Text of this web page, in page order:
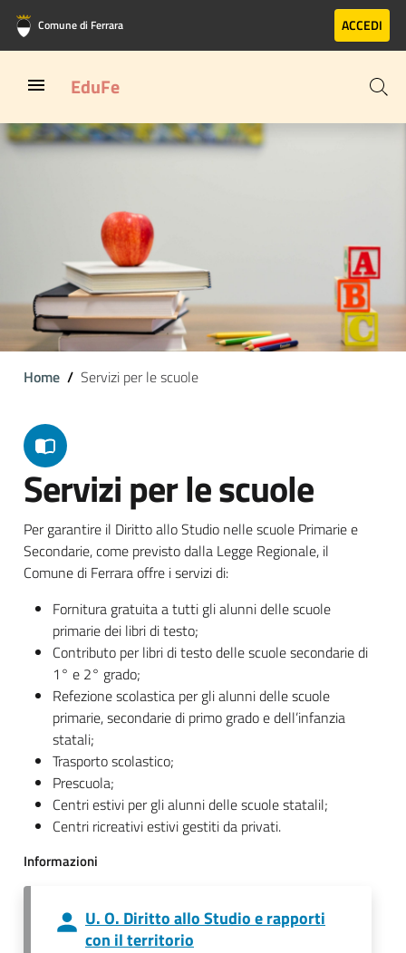
Vai al contenuto principale
Vai al footer
Comune di Ferrara ACCEDI
EduFe
Home Servizi per le scuole
Servizi per le scuole
Per garantire il Diritto allo Studio nelle scuole Primarie e
Secondarie, come previsto dalla Legge Regionale, il
Comune di Ferrara offre i servizi di:
Fornitura gratuita a tutti gli alunni delle scuole
primarie dei libri di testo;
Contributo per libri di testo delle scuole secondarie di
1° e 2° grado;
Refezione scolastica per gli alunni delle scuole
primarie, secondarie di primo grado e dell’infanzia
statali;
Trasporto scolastico;
Prescuola;
Centri estivi per gli alunni delle scuole statalil;
Centri ricreativi estivi gestiti da privati.
Informazioni
U. O. Diritto allo Studio e rapporti
con il territorio